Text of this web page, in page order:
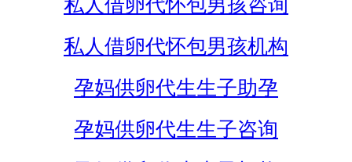
私人借卵代怀包男孩咨询
私人借卵代怀包男孩机构
孕妈供卵代生生子助孕
孕妈供卵代生生子咨询